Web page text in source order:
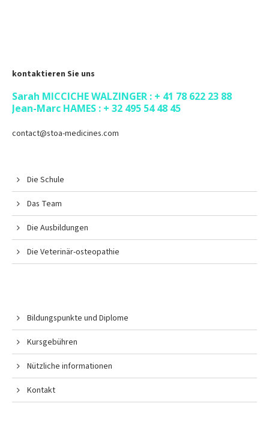
kontaktieren Sie uns
Sarah MICCICHE WALZINGER : + 41 78 622 23 88
Jean-Marc HAMES : + 32 495 54 48 45
contact@stoa-medicines.com
Die Schule
Das Team
Die Ausbildungen
Die Veterinär-osteopathie
Bildungspunkte und Diplome
Kursgebühren
Nützliche informationen
Kontakt